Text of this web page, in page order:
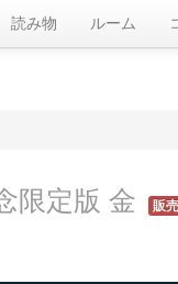
読み物 ルーム
限定版 金 販